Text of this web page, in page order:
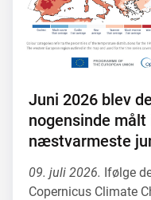
Juni 2026 blev
nogensinde
næstvarmeste
09. juli 2026. Ifølge
Copernicus Climate